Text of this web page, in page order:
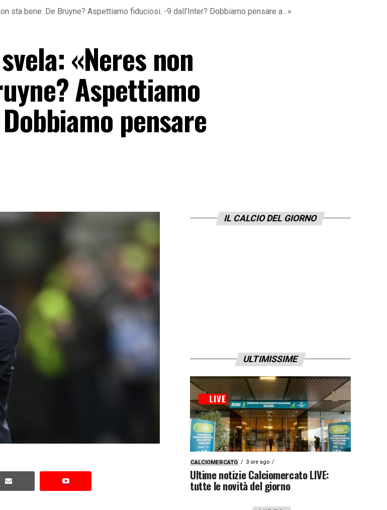
sta bene. De Bruyne? Aspettiamo fiduciosi. -9 dall’Inter? Dobbiamo pensare a…»
«Neres non
Aspettiamo
pensare
IL CALCIO DEL GIORNO
ULTIMISSIME
CALCIOMERCATO 3 ore ago
Ultime notizie Calciomercato LIVE:
tutte le novità del giorno